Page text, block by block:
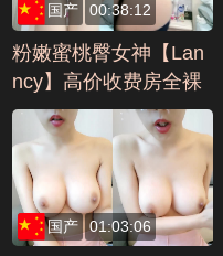
国产 00:38:12
粉嫩蜜桃臀女神【Lan
ncy】高价收费房全裸
特写制服诱惑2021030
2010007编号63F3E23
国产 01:03:06